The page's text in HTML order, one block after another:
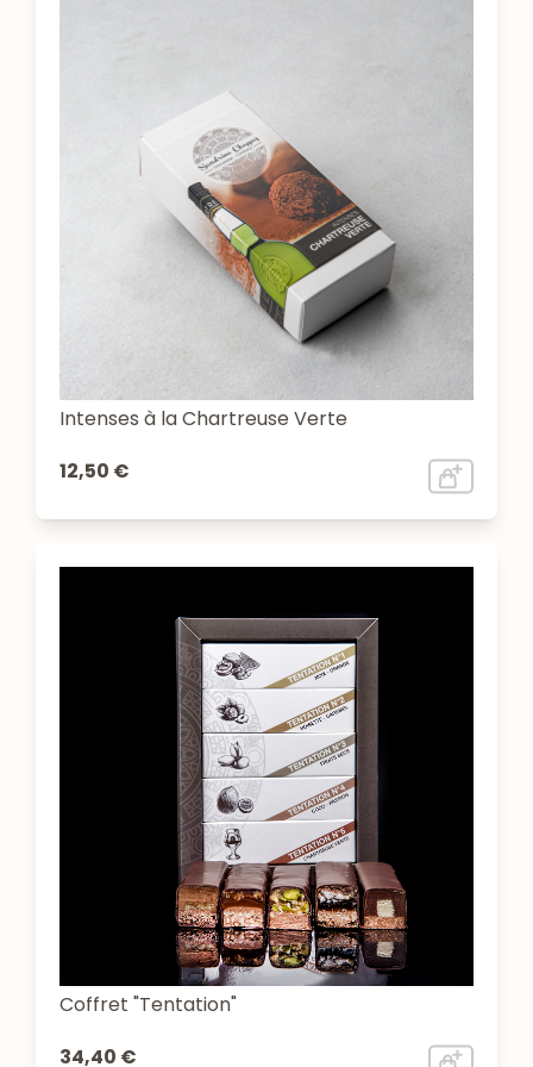
Intenses à la Chartreuse Verte
12,50 €
Coffret "Tentation"
34,40 €